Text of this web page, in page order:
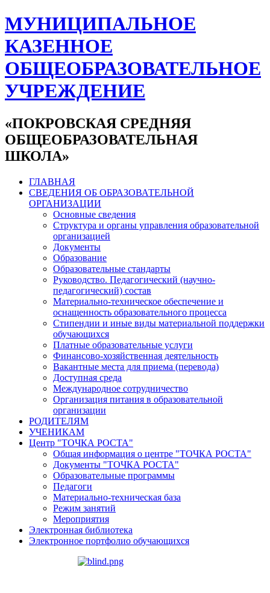
МУНИЦИПАЛЬНОЕ
КАЗЕННОЕ
ОБЩЕОБРАЗОВАТЕЛЬНОЕ
УЧРЕЖДЕНИЕ
«ПОКРОВСКАЯ СРЕДНЯЯ
ОБЩЕОБРАЗОВАТЕЛЬНАЯ
ШКОЛА»
ГЛАВНАЯ
СВЕДЕНИЯ ОБ ОБРАЗОВАТЕЛЬНОЙ
ОРГАНИЗАЦИИ
Основные сведения
Структура и органы управления образовательной
организацией
Документы
Образование
Образовательные стандарты
Руководство. Педагогический (научно-
педагогический) состав
Материально-техническое обеспечение и
оснащенность образовательного процесса
Стипендии и иные виды материальной поддержки
обучающихся
Платные образовательные услуги
Финансово-хозяйственная деятельность
Вакантные места для приема (перевода)
Доступная среда
Международное сотрудничество
Организация питания в образовательной
организации
РОДИТЕЛЯМ
УЧЕНИКАМ
Центр "ТОЧКА РОСТА"
Общая информация о центре "ТОЧКА РОСТА"
Документы "ТОЧКА РОСТА"
Образовательные программы
Педагоги
Материально-техническая база
Режим занятий
Мероприятия
Электронная библиотека
Электронное портфолио обучающихся